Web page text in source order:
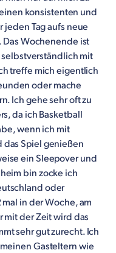
konsistenten und
Tag aufs neue
Wochenende ist
mit
treffe mich eigentlich
oder mache
Ich gehe sehr oft zu
da ich Basketball
wenn ich mit
das Spiel genießen
ein Sleepover und
bin zocke ich
oder
in der Woche, am
mit der Zeit wird das
sehr gut zurecht. Ich
Gasteltern wie